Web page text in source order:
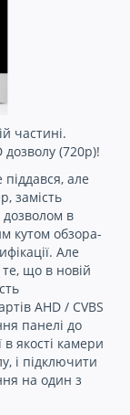
частині.
дозволу (720р)!
але
замість
в
кутом обзора-
Але
що в новій
AHD / CVBS
панелі до
якості камери
і підключити
на один з